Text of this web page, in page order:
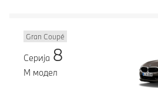
Gran Coupé
Серија 8
М модел